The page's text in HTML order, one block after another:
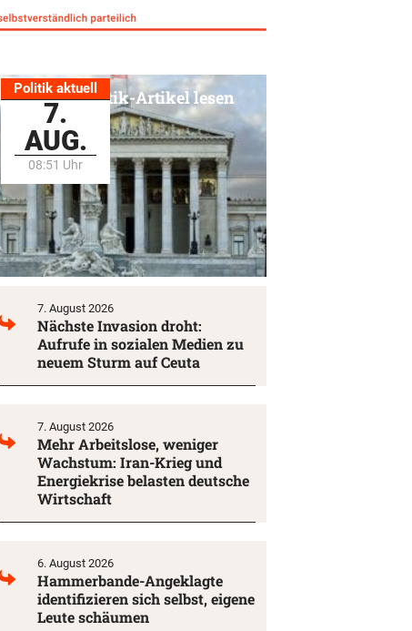
Politik aktuell
7.
AUG.
08:51 Uhr
Alle Politik-Artikel lesen
7. August 2026
Nächste Invasion droht:
Aufrufe in sozialen Medien zu
neuem Sturm auf Ceuta
7. August 2026
Mehr Arbeitslose, weniger
Wachstum: Iran-Krieg und
Energiekrise belasten deutsche
Wirtschaft
6. August 2026
Hammerbande-Angeklagte
identifizieren sich selbst, eigene
Leute schäumen